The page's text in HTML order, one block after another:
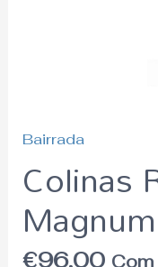
Bairrada
Colinas
€96,00 Com